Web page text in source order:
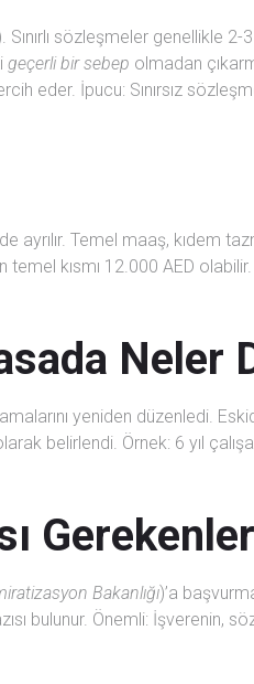
Sınırlı sözleşmeler genellikle
geçerli bir sebep olmadan
eder. İpucu: Sınırsız
ayrılır. Temel maaş, kıdem
temel kısmı 12.000 AED
Neler
yeniden düzenledi.
belirlendi. Örnek: 6 yıl
Gerekenler
Bakanlığı)’a
bulunur. Önemli: İşverenin,